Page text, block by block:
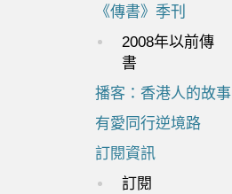
《傳書》季刊
2008年以前傳
書
播客：香港人的故事
有愛同行逆境路
訂閱資訊
訂閱